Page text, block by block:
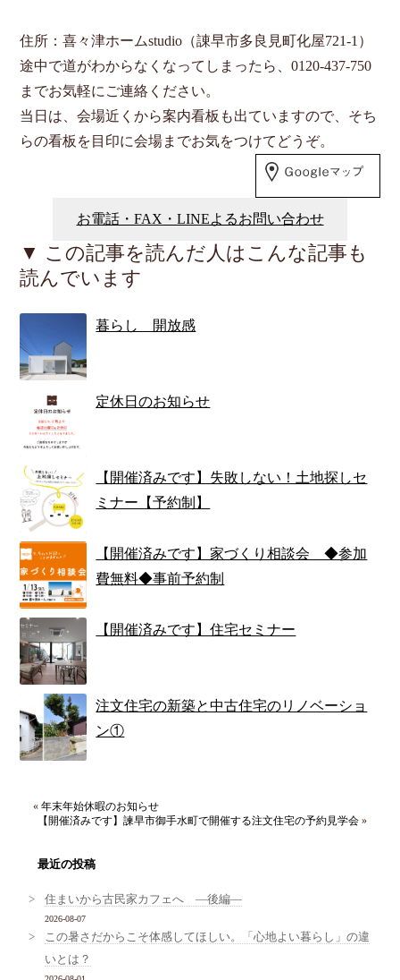
住所：喜々津ホームstudio（諌早市多良見町化屋721-1）
途中で道がわからなくなってしまったら、0120-437-750
までお気軽にご連絡ください。
当日は、会場近くから案内看板も出ていますので、そち
らの看板を目印に会場までお気をつけてどうぞ。
お電話・FAX・LINEよるお問い合わせ
▼ この記事を読んだ人はこんな記事も
読んでいます
暮らし 開放感
定休日のお知らせ
【開催済みです】失敗しない！土地探しセ
ミナー【予約制】
【開催済みです】家づくり相談会 ◆参加
費無料◆事前予約制
【開催済みです】住宅セミナー
注文住宅の新築と中古住宅のリノベーショ
ン①
«年末年始休暇のお知らせ
【開催済みです】諫早市御手水町で開催する注文住宅の予約見学会»
最近の投稿
住まいから古民家カフェへ ―後編―
2026-08-07
この暑さだからこそ体感してほしい。「心地よい暮らし」の違
いとは？